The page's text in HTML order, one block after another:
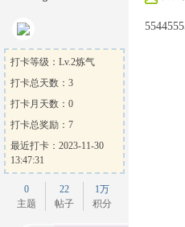
me
打卡等级：Lv.2炼气
打卡总天数：3
打卡月天数：0
打卡总奖励：7
最近打卡：2023-11-30
13:47:31
0
主题
22
帖子
1万
积分